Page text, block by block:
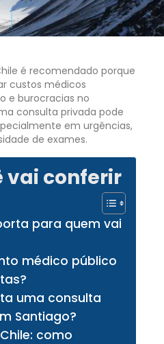
é recomendado porque
custos médicos
e burocracias no
consulta privada pode
em urgências,
de exames.
vai conferir
para quem vai
médico público
uma consulta
Santiago?
como